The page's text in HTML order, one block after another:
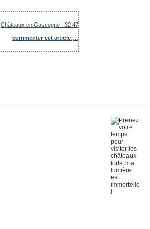
Châteaux en Gascogne : 32 47
commenter cet article